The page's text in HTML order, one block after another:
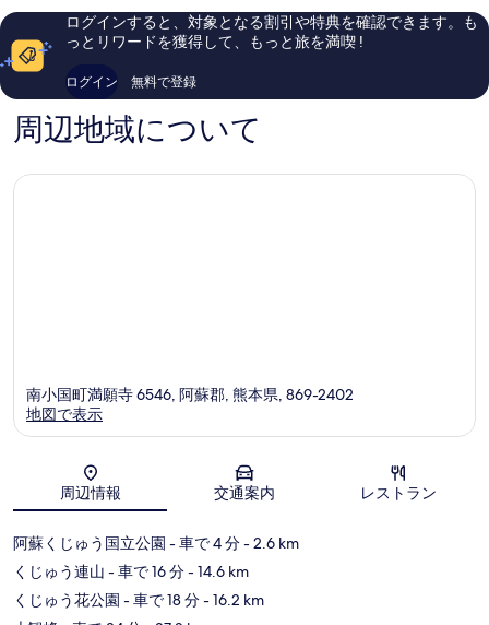
ら
い、
口
302
件
の
口
コ
ログインすると、対象となる割引や特典を確認できます。も
っとリワードを獲得して、もっと旅を満喫 !
ログイン 無料で登録
周辺地域について
地図
南小国町満願寺 6546, 阿蘇郡, 熊本県, 869-2402
地図で表示
周辺情報 交通案内 レストラン
阿蘇くじゅう国立公園 - 車で 4 分- 2.6 km
くじゅう連山 - 車で 16 分- 14.6 km
くじゅう花公園 - 車で 18 分- 16.2 km